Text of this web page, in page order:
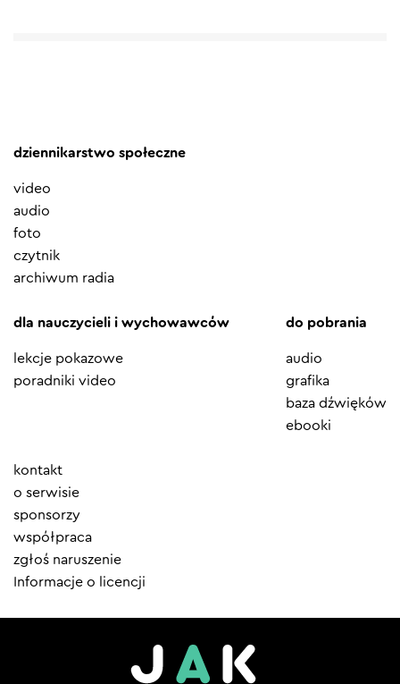
dziennikarstwo społeczne
video
audio
foto
czytnik
archiwum radia
dla nauczycieli i wychowawców
lekcje pokazowe
poradniki video
do pobrania
audio
grafika
baza dźwięków
ebooki
Element
menu
kontakt
o serwisie
sponsorzy
współpraca
zgłoś naruszenie
Informacje o licencji